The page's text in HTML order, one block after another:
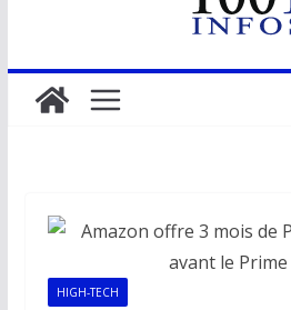
HIGH-TECH